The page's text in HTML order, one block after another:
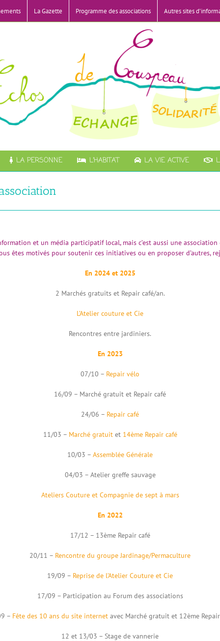
La Gazette Programme des associations Autres sites
LA PERSONNE L’HABITAT LA VIE ACTIVE
et un média participatif local, mais c’est aussi une
êtes motivés pour soutenir ces initiatives ou en proposer d’autres,
En 2024 et 2025
2 Marchés gratuits et Repair café/an.
L’Atelier couture et Cie
Rencontres entre jardiniers.
En 2023
07/10 – Repair vélo
16/09 – Marché gratuit et Repair café
24/06 – Repair café
11/03 – Marché gratuitet 14ème Repair café
10/03 – Assemblée Générale
04/03 – Atelier greffe sauvage
Ateliers Couture et Compagnie de sept à mars
En 2022
17/12 – 13ème Repair café
20/11 – Rencontre du groupe Jardinage/Permaculture
19/09 – Reprise de l’Atelier Couture et Cie
17/09 – Participation au Forum des associations
–Fête des 10 ans du site internetavec Marché gratuit et 12ème
12 et 13/03 – Stage de vannerie